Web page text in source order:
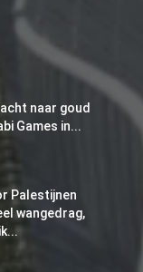
naar goud
Games in...
Palestijnen
wangedrag,